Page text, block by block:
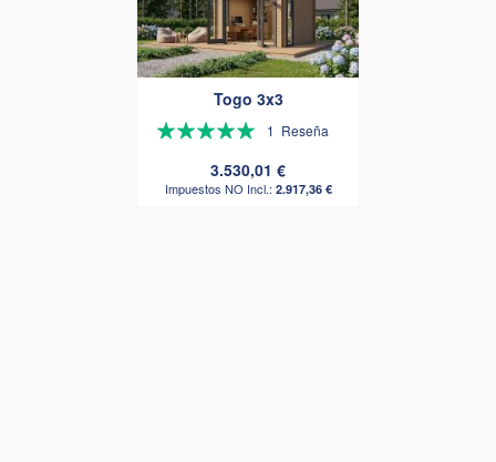
Togo 3x3
Valoración:
1 Reseña
3.530,01 €
2.917,36 €